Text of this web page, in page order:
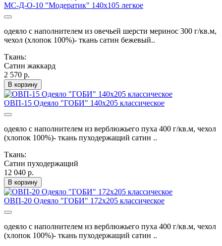
МС-Д-О-10 "Модератик" 140х105 легкое
одеяло с наполнителем из овечьей шерсти меринос 300 г/кв.м,
чехол (хлопок 100%)- ткань сатин бежевый..
Ткань:
Сатин жаккард
2 570 р.
В корзину
ОВП-15 Одеяло "ГОБИ" 140х205 классическое
одеяло с наполнителем из верблюжьего пуха 400 г/кв.м, чехол
(хлопок 100%)- ткань пуходержащий сатин ..
Ткань:
Сатин пуходержащий
12 040 р.
В корзину
ОВП-20 Одеяло "ГОБИ" 172х205 классическое
одеяло с наполнителем из верблюжьего пуха 400 г/кв.м, чехол
(хлопок 100%)- ткань пуходержащий сатин ..